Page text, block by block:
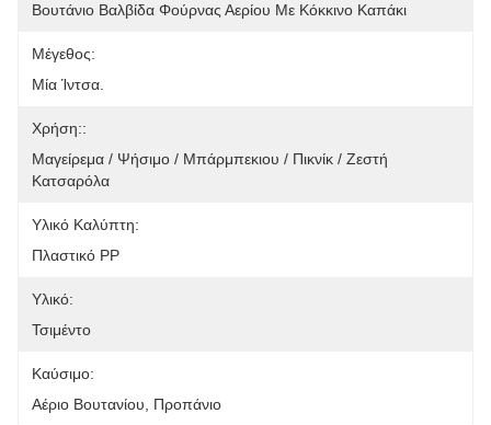
Βουτάνιο Βαλβίδα Φούρνας Αερίου Με Κόκκινο Καπάκι
Μέγεθος:
Μία Ίντσα.
Χρήση::
Μαγείρεμα / Ψήσιμο / Μπάρμπεκιου / Πικνίκ / Ζεστή
Κατσαρόλα
Υλικό Καλύπτη:
Πλαστικό PP
Υλικό:
Τσιμέντο
Καύσιμο:
Αέριο Βουτανίου, Προπάνιο